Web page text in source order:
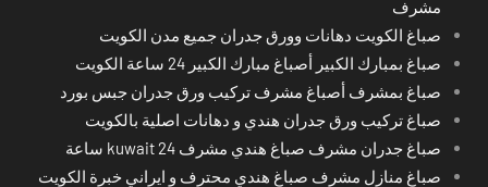
مشرف
صباغ الكويت دهانات وورق جدران جميع مدن الكويت
صباغ بمبارك الكبير أصباغ مبارك الكبير 24 ساعة الكويت
صباغ بمشرف أصباغ مشرف تركيب ورق جدران جبس بورد
صباغ تركيب ورق جدران هندي و دهانات اصلية بالكويت
صباغ جدران مشرف صباغ هندي مشرف kuwait 24 ساعة
صباغ منازل مشرف صباغ هندي محترف و ايراني خبرة الكويت